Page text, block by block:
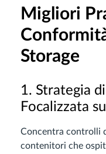
Migliori
Storage
1. Strategia
Focalizzata
Concentra controlli
contenitori che